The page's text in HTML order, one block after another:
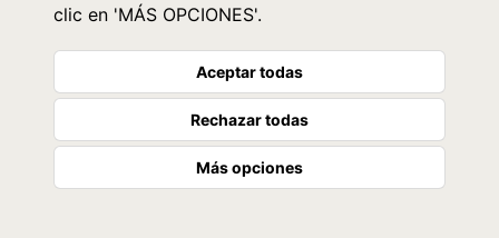
clic en 'MÁS OPCIONES'.
Aceptar todas
Rechazar todas
Más opciones